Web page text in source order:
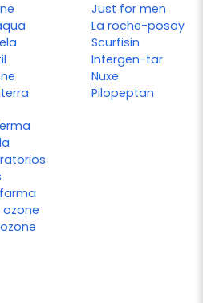
Just for men
La roche-posay
Scurfisin
Intergen-tar
Nuxe
Pilopeptan